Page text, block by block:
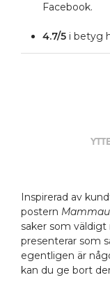
Facebook.
4.7/5i betyg
Inspirerad av
postern
saker som
presenterar som
egentligen är
kan du ge bort